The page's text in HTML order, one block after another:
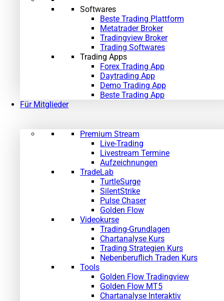
Softwares
Beste Trading Plattform
Metatrader Broker
Tradingview Broker
Trading Softwares
Trading Apps
Forex Trading App
Daytrading App
Demo Trading App
Beste Trading App
Für Mitglieder
Premium Stream
Live-Trading
Livestream Termine
Aufzeichnungen
TradeLab
TurtleSurge
SilentStrike
Pulse Chaser
Golden Flow
Videokurse
Trading-Grundlagen
Chartanalyse Kurs
Trading Strategien Kurs
Nebenberuflich Traden Kurs
Tools
Golden Flow Tradingview
Golden Flow MT5
Chartanalyse Interaktiv